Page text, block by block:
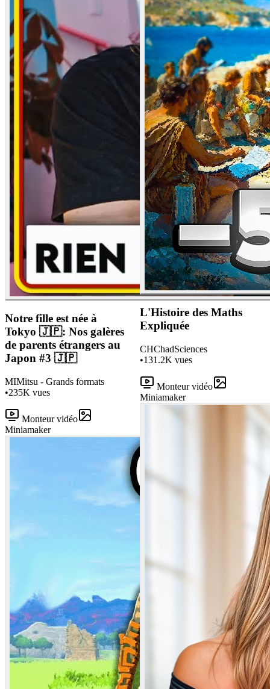
Notre fille est née à
Tokyo 🇯🇵: Nos galères
de parents étrangers au
Japon #3 🇯🇵
MIMitsu - Grands formats
•235K vues
Monteur vidéo
Miniamaker
L'Histoire des Maths
Expliquée
CHChadSciences
•131.2K vues
Monteur vidéo
Miniamaker